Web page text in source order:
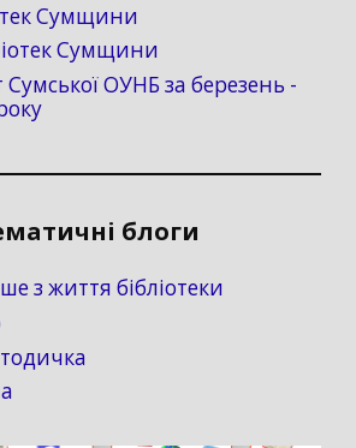
Сумщини
Сумщини
Сумської ОУНБ за березень -
блоги
з життя бібліотеки